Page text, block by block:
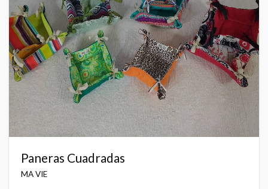
Paneras Cuadradas
MA VIE